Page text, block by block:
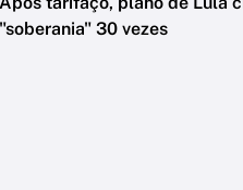
"soberania" 30 vezes